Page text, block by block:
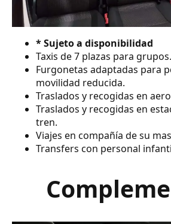
* Sujeto a disponibilidad
Taxis de 7 plazas para grupos.
Furgonetas adaptadas para
movilidad reducida.
Traslados y recogidas en
Traslados y recogidas en
tren.
Viajes en compañía de su
Transfers con personal